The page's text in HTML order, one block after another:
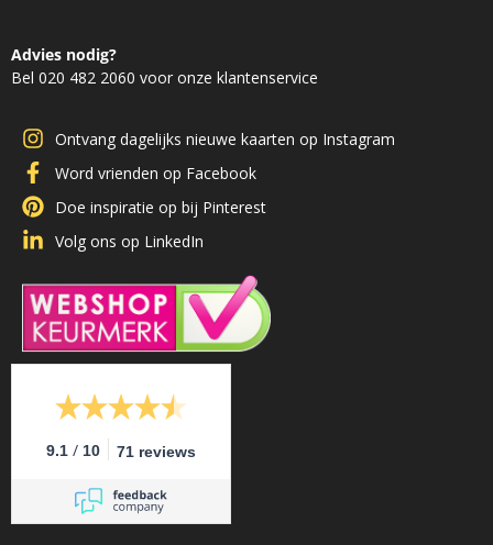
Advies nodig?
Bel 020 482 2060 voor onze klantenservice
Ontvang dagelijks nieuwe kaarten op Instagram
Word vrienden op Facebook
Doe inspiratie op bij Pinterest
Volg ons op LinkedIn
9.1 / 10 71 reviews